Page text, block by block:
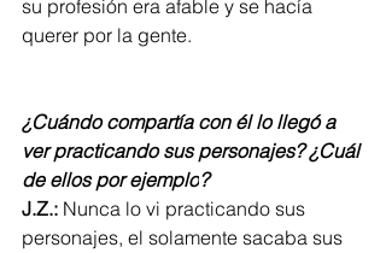
su profesión era afable y se hacía
querer por la gente.
¿Cuándo compartía con él lo llegó a
ver practicando sus personajes? ¿Cuál
de ellos por ejemplo?
J.Z.: Nunca lo vi practicando sus
personajes, el solamente sacaba sus